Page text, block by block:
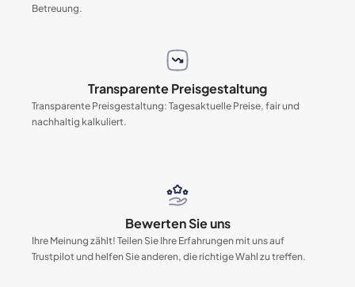
Betreuung.
Transparente Preisgestaltung
Transparente Preisgestaltung: Tagesaktuelle Preise, fair und
nachhaltig kalkuliert.
Bewerten Sie uns
Ihre Meinung zählt! Teilen Sie Ihre Erfahrungen mit uns auf
Trustpilot und helfen Sie anderen, die richtige Wahl zu treffen.